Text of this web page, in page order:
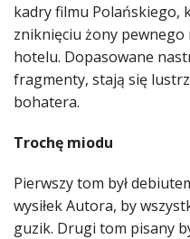
kadry filmu Polańskiego,
zniknięciu żony pewnego
hotelu. Dopasowane
fragmenty, stają się
bohatera.
Trochę miodu
Pierwszy tom był
wysiłek Autora, by
guzik. Drugi tom pisany